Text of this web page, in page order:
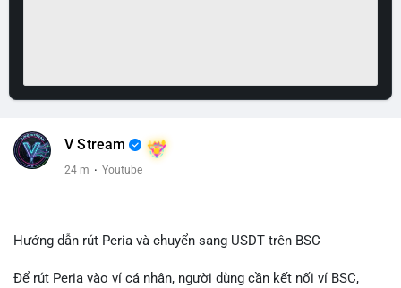
V Stream
24 m · Youtube
Hướng dẫn rút Peria và chuyển sang USDT trên BSC
Để rút Peria vào ví cá nhân, người dùng cần kết nối ví BSC,